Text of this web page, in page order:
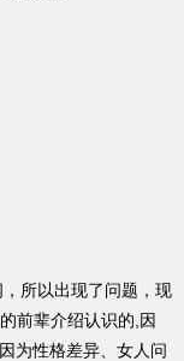
所以出现了问题，现
前辈介绍认识的,因
为性格差异、女人问